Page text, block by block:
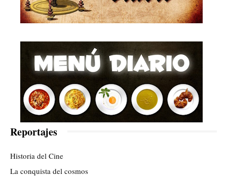
Reportajes
Historia del Cine
La conquista del cosmos